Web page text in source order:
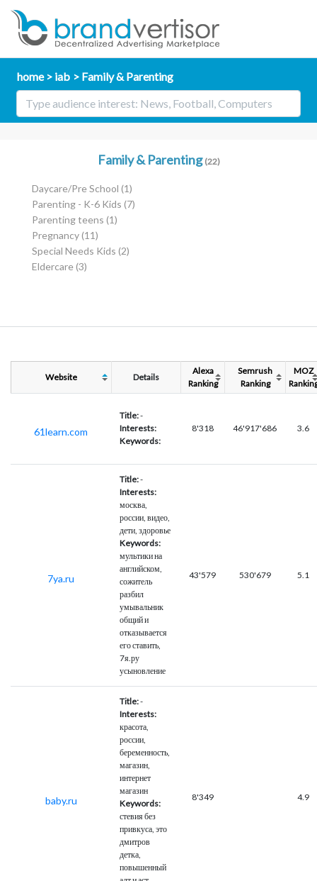
home iab Family & Parenting
Family & Parenting (22)
Daycare/Pre School (1)
Parenting - K-6 Kids (7)
Parenting teens (1)
Pregnancy(11)
Special Needs Kids (2)
Eldercare(3)
Website Details
Alexa
Ranking
Semrush
Ranking
MOZ
61learn.com
Title:-
Interests:
Keywords:
8'318 46'917'686 3.6
7ya.ru
Title:-
Interests:
москва,
россии, видео,
дети, здоровье
Keywords:
мультики на
английском,
сожитель
разбил
умывальник
общий и
отказывается
его ставить,
7я.ру
усыновление
43'579 530'679 5.1
baby.ru
Title:-
Interests:
красота,
россии,
беременность,
магазин,
интернет
магазин
Keywords:
стевия без
привкуса, это
дмитров
детка,
повышенный
8'349 4.9